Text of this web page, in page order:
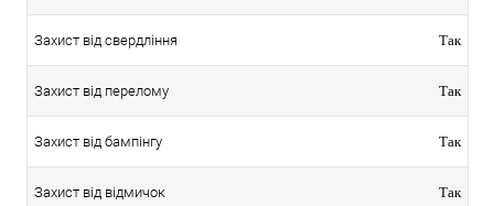
Захист від свердління Так
Захист від перелому Так
Захист від бампінгу Так
Захист від відмичок Так